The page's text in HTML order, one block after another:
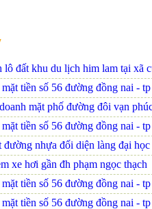
lô đất khu du lịch him lam tại xã
tiền số 56 đường đồng nai -
mặt phố đường đôi vạn
tiền số 56 đường đồng nai -
đường nhựa đối diện làng đại
xe hơi gần đh phạm ngọc thạch
tiền số 56 đường đồng nai -
tiền số 56 đường đồng nai -